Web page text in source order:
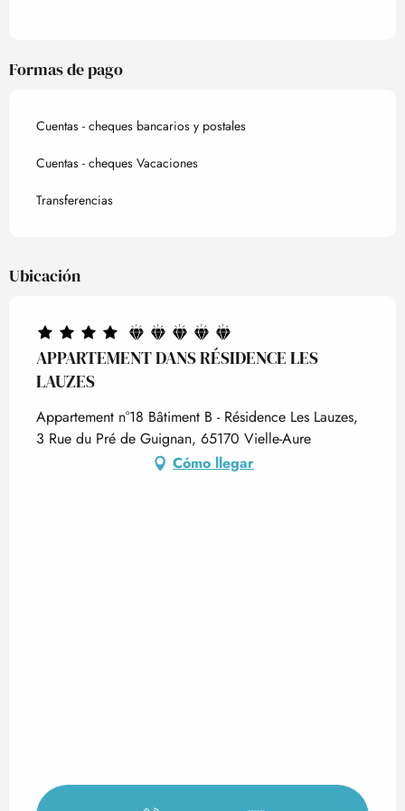
Formas de pago
Cuentas - cheques bancarios y postales
Cuentas - cheques Vacaciones
Transferencias
Ubicación
APPARTEMENT DANS RÉSIDENCE LES
LAUZES
Appartement n°18 Bâtiment B - Résidence Les Lauzes,
3 Rue du Pré de Guignan, 65170 Vielle-Aure
Cómo llegar